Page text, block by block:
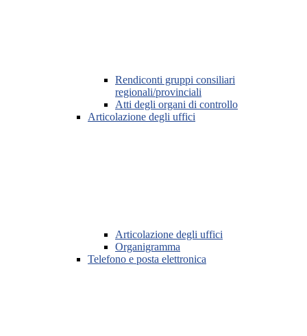
Rendiconti gruppi consiliari
regionali/provinciali
Atti degli organi di controllo
Articolazione degli uffici
Articolazione degli uffici
Organigramma
Telefono e posta elettronica